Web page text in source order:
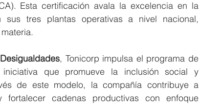
Esta certificación avala la excelencia en la
tres plantas operativas a nivel nacional,
, Tonicorp impulsa el programa de
iniciativa que promueve la inclusión social y
de este modelo, la compañía contribuye a
cadenas productivas con enfoque